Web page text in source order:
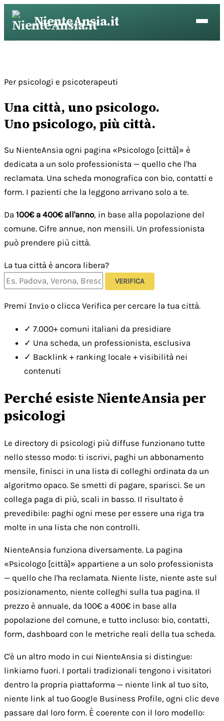
Vai
contenuto
NienteAnsia.it
Per psicologi e psicoterapeuti
Una città, uno psicologo.
Uno psicologo, più città.
Su NienteAnsia ogni pagina «Psicologo [città]» è
dedicata a un solo professionista — quello che l'ha
reclamata. Una scheda monografica con bio, contatti e
form. I pazienti che la leggono arrivano solo a te.
Da 100€ a 400€ all'anno, in base alla popolazione del
comune. Cifre annue, non mensili. Un professionista
può prendere più città.
La tua città è ancora libera?
VERIFICA
Premi Invio o clicca Verifica per cercare la tua città.
✓ 7.000+ comuni italiani da presidiare
✓ Una scheda, un professionista, esclusiva
✓ Backlink + ranking locale + visibilità nei
contenuti
Perché esiste NienteAnsia per
psicologi
Le directory di psicologi più diffuse funzionano tutte
nello stesso modo: ti iscrivi, paghi un abbonamento
mensile, finisci in una lista di colleghi ordinata da un
algoritmo opaco. Se smetti di pagare, sparisci. Se un
collega paga di più, scali in basso. Il risultato è
prevedibile: paghi ogni mese per essere una riga tra
molte in una lista che non controlli.
NienteAnsia funziona diversamente. La pagina
«Psicologo [città]» appartiene a un solo professionista
— quello che l'ha reclamata. Niente liste, niente aste sul
posizionamento, niente colleghi sulla tua pagina. Il
prezzo è annuale, da 100€ a 400€ in base alla
popolazione del comune, e tutto incluso: bio, contatti,
form, dashboard con le metriche reali della tua scheda.
C'è un altro modo in cui NienteAnsia si distingue:
linkiamo fuori. I portali tradizionali tengono i visitatori
dentro la propria piattaforma — niente link al tuo sito,
niente link al tuo Google Business Profile, ogni clic deve
passare dal loro form. È coerente con il loro modello: